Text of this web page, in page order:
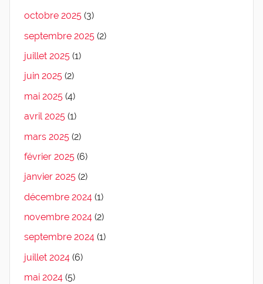
octobre 2025 (3)
septembre 2025 (2)
juillet 2025 (1)
juin 2025 (2)
mai 2025 (4)
avril 2025 (1)
mars 2025 (2)
février 2025 (6)
janvier 2025 (2)
décembre 2024 (1)
novembre 2024 (2)
septembre 2024 (1)
juillet 2024 (6)
mai 2024 (5)